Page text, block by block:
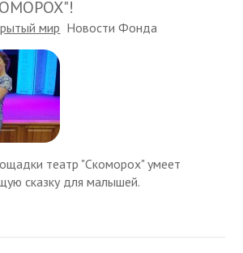
мир Новости Фонда
театр "Скоморох" умеет
сказку для малышей.